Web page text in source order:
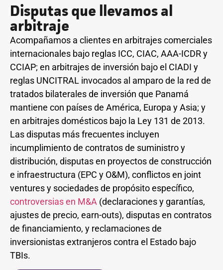
Disputas que llevamos al
arbitraje
Acompañamos a clientes en arbitrajes comerciales
internacionales bajo reglas ICC, CIAC, AAA-ICDR y
CCIAP; en arbitrajes de inversión bajo el CIADI y
reglas UNCITRAL invocados al amparo de la red de
tratados bilaterales de inversión que Panamá
mantiene con países de América, Europa y Asia; y
en arbitrajes domésticos bajo la Ley 131 de 2013.
Las disputas más frecuentes incluyen
incumplimiento de contratos de suministro y
distribución, disputas en proyectos de construcción
e infraestructura (EPC y O&M), conflictos en joint
ventures y sociedades de propósito específico,
controversias en M&A (declaraciones y garantías,
ajustes de precio, earn-outs), disputas en contratos
de financiamiento, y reclamaciones de
inversionistas extranjeros contra el Estado bajo
TBIs.